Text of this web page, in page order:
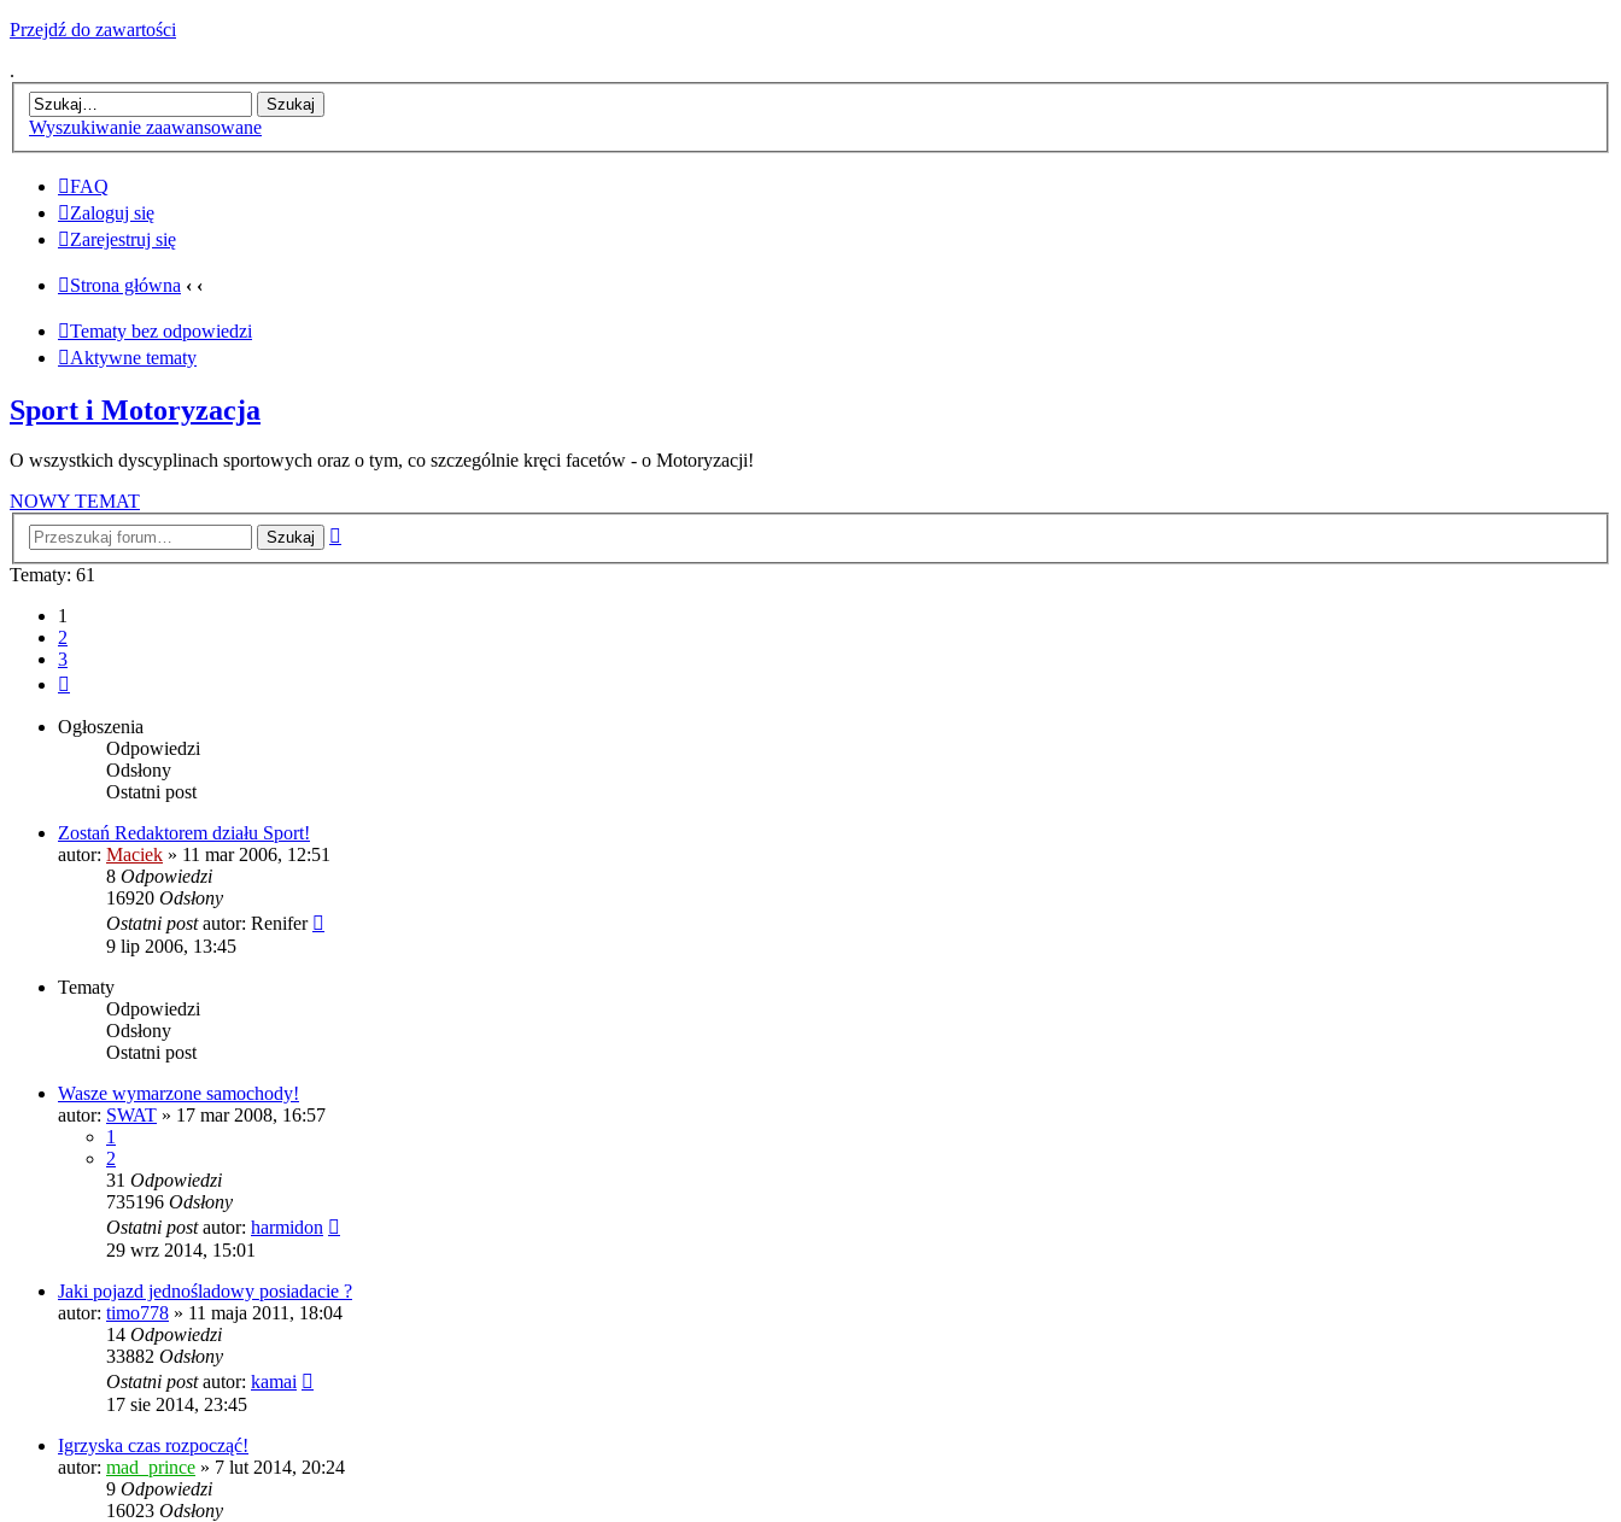
Przejdź do zawartości
.
Wyszukiwanie zaawansowane
FAQ
Zaloguj się
Zarejestruj się
Strona główna ‹ ‹
Tematy bez odpowiedzi
Aktywne tematy
Sport i Motoryzacja
O wszystkich dyscyplinach sportowych oraz o tym, co szczególnie kręci facetów - o Motoryzacji!
NOWY TEMAT
Tematy: 61
1
2
3
Ogłoszenia
Odpowiedzi
Odsłony
Ostatni post
Zostań Redaktorem działu Sport!
autor: Maciek » 11 mar 2006, 12:51
8 Odpowiedzi
16920 Odsłony
Ostatni postautor: Renifer
9 lip 2006, 13:45
Tematy
Odpowiedzi
Odsłony
Ostatni post
Wasze wymarzone samochody!
autor: SWAT » 17 mar 2008, 16:57
1
2
31 Odpowiedzi
735196 Odsłony
Ostatni postautor: harmidon
29 wrz 2014, 15:01
Jaki pojazd jednośladowy posiadacie ?
autor: timo778 » 11 maja 2011, 18:04
14 Odpowiedzi
33882 Odsłony
Ostatni postautor: kamai
17 sie 2014, 23:45
Igrzyska czas rozpocząć!
autor: mad_prince » 7 lut 2014, 20:24
9 Odpowiedzi
16023 Odsłony